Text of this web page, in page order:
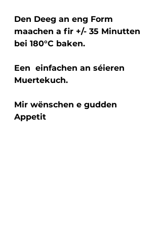
Den Deeg an eng Form
maachen a fir +/- 35 Minutten
bei 180°C baken.
Een  einfachen an séieren
Muertekuch.
Mir wënschen e gudden
Appetit